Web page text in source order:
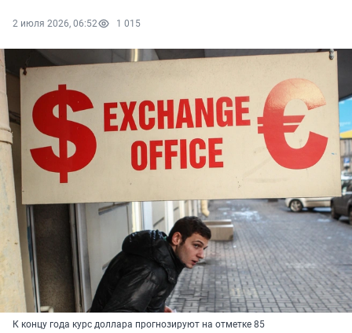
2 июля 2026, 06:52 1 015
К концу года курс доллара прогнозируют на отметке 85